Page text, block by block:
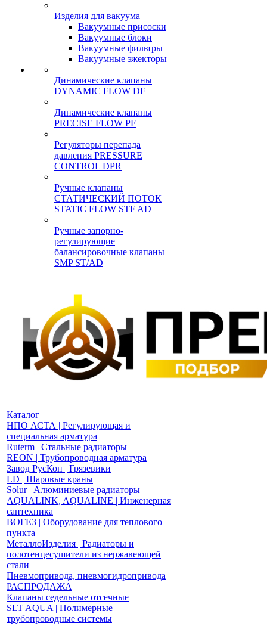
Изделия для вакуума
Вакуумные присоски
Вакуумные блоки
Вакуумные фильтры
Вакуумные эжекторы
Динамические клапаны
DYNAMIC FLOW DF
Динамические клапаны
PRECISE FLOW PF
Регуляторы перепада
давления PRESSURE
CONTROL DPR
Ручные клапаны
СТАТИЧЕСКИЙ ПОТОК
STATIC FLOW STF AD
Ручные запорно-
регулирующие
балансировочные клапаны
SMP ST/AD
Каталог
НПО АСТА | Регулирующая и
специальная арматура
Ruterm | Стальные радиаторы
REON | Трубопроводная арматура
Завод РусКон | Грязевики
LD | Шаровые краны
Solur | Алюминиевые радиаторы
AQUALINK, AQUALINE | Инженерная
сантехника
ВОГЕЗ | Оборудование для теплового
пункта
МеталлоИзделия | Радиаторы и
полотенцесушители из нержавеющей
стали
Пневмопривода, пневмогидропривода
РАСПРОДАЖА
Клапаны седельные отсечные
SLT AQUA | Полимерные
трубопроводные системы